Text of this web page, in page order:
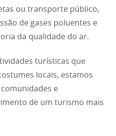
ou transporte público,
de gases poluentes e
da qualidade do ar.
turísticas que
locais, estamos
e
de um turismo mais